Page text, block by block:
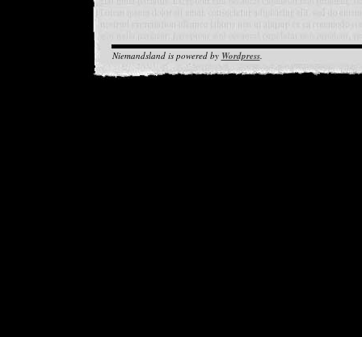
Niemandsland is powered by Wordpress.